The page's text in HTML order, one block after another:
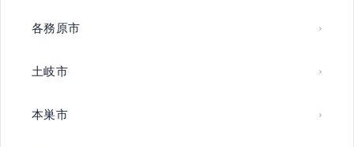
各務原市
土岐市
本巣市